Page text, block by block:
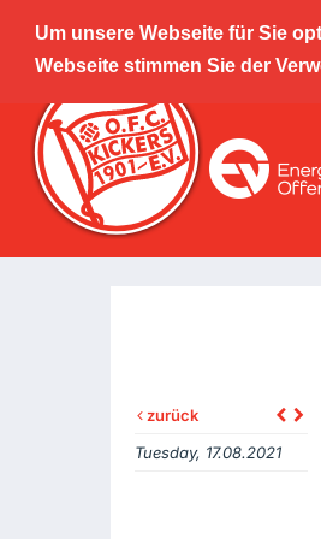
Um unsere Webseite für Sie
Webseite stimmen Sie der
zurück
Tuesday, 17.08.2021